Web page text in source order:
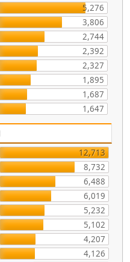
5,276
3,806
2,744
2,392
2,327
1,895
1,687
1,647
12,713
8,732
6,488
6,019
5,232
5,102
4,207
4,126